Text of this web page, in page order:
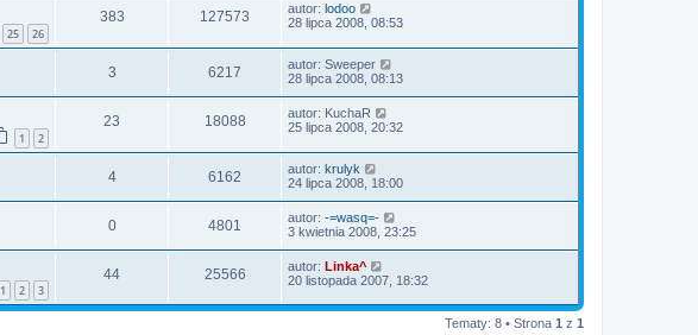
25 26
383 127573 autor: lodoo
28 lipca 2008, 08:53
3 6217 autor: Sweeper
28 lipca 2008, 08:13
1 2
23 18088 autor: KuchaR
25 lipca 2008, 20:32
4 6162 autor: krulyk
24 lipca 2008, 18:00
0 4801 autor: -=wasq=-
3 kwietnia 2008, 23:25
1 2 3
44 25566 autor: Linka^
20 listopada 2007, 18:32
Tematy: 8 • Strona 1 z 1